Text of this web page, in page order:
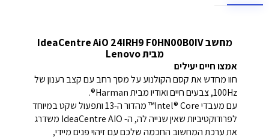
מחשב IdeaCentre AiO 24IRH9 F0HN00B0IV
מבית Lenovo
אמצו חיים יעילים
חוו מחדש את קסם הקולנוע על מסך רחב עם קצב רענון של
100Hz, צבעים חיים ואודיו מבית Harman®.
עם מעבדי Intel® Core™ מהדור ה-13 ותפעול שקט במיוחד
לפרודוקטיביות שאין שנייה לה, ה- IdeaCentre AIO משדרג
את ערכת המחשוב החכמה שלכם עם זיהוי פנים מיידי,